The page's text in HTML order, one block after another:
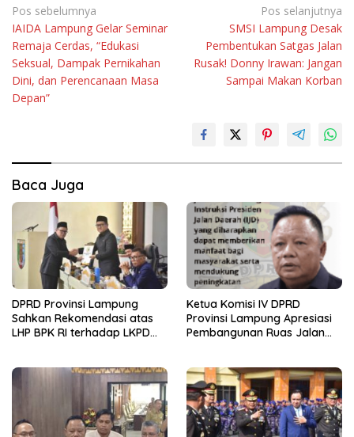
Navigasi
pos
Pos sebelumnya
IAIDA Lampung Gelar Seminar
Remaja Cerdas, “Edukasi
Seksual, Dampak Pernikahan
Dini, dan Perencanaan Masa
Depan”
Pos selanjutnya
SMSI Lampung Desak
Pembentukan Satgas Jalan
Rusak! Donny Irawan: Jangan
Sampai Makan Korban
Baca Juga
DPRD Provinsi Lampung
Sahkan Rekomendasi atas
LHP BPK RI terhadap LKPD
2025
Ketua Komisi IV DPRD
Provinsi Lampung Apresiasi
Pembangunan Ruas Jalan